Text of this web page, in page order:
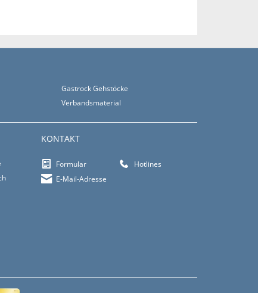
Gastrock Gehstöcke
Verbandsmaterial
KONTAKT
Formular
Hotlines
E-Mail-Adresse